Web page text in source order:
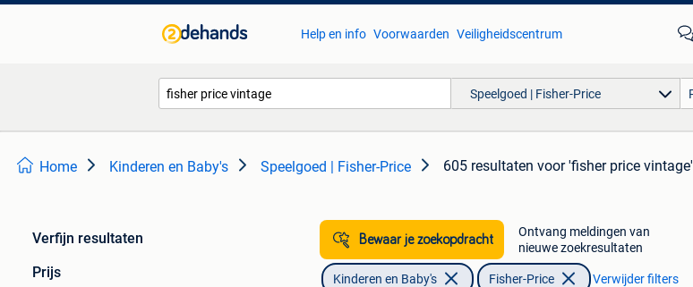
Help en info Voorwaarden Veiligheidscentrum
Speelgoed | Fisher-Price
Home Kinderen en Baby's Speelgoed | Fisher-Price 605 resultaten voor 'fisher price vintage'
Verfijn resultaten
Prijs
Bewaar je zoekopdracht
Ontvang meldingen van
nieuwe zoekresultaten
Kinderen en Baby's Fisher-Price Verwijder filters